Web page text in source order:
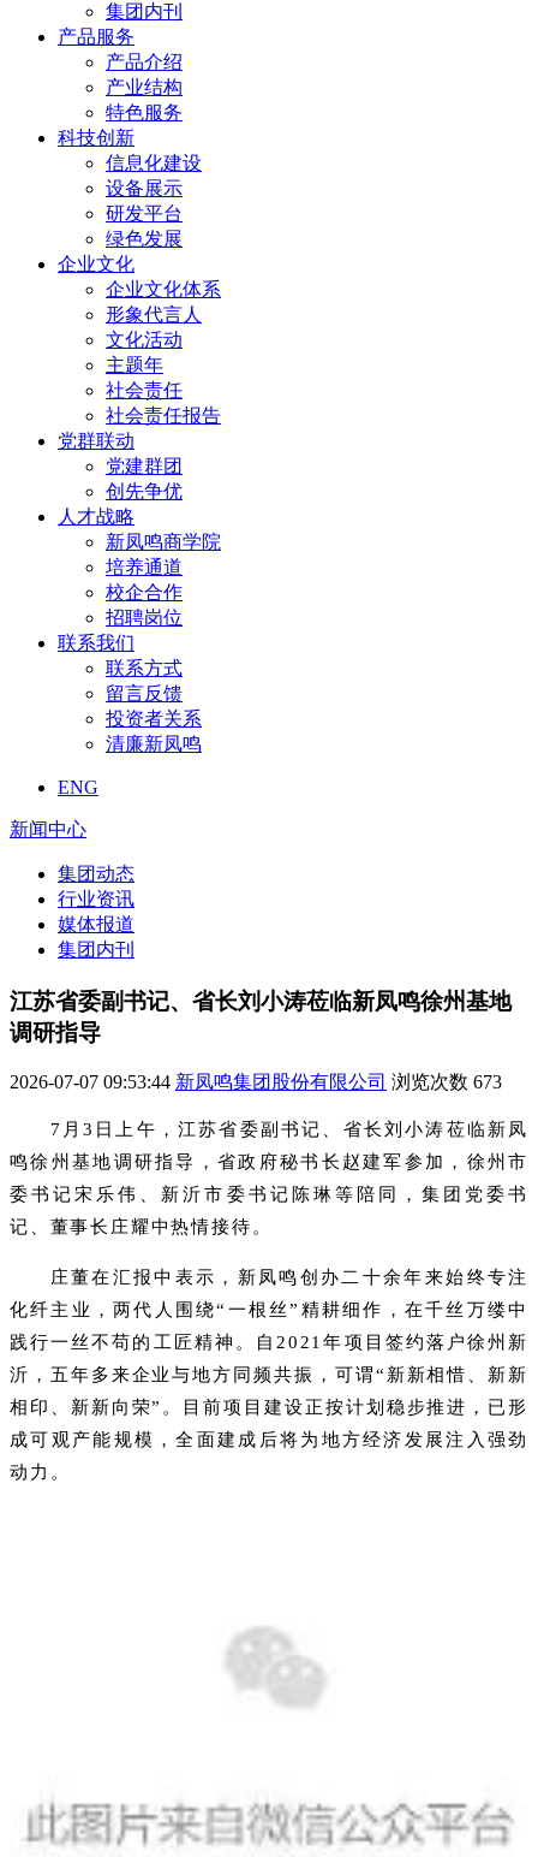
集团内刊
产品服务
产品介绍
产业结构
特色服务
科技创新
信息化建设
设备展示
研发平台
绿色发展
企业文化
企业文化体系
形象代言人
文化活动
主题年
社会责任
社会责任报告
党群联动
党建群团
创先争优
人才战略
新凤鸣商学院
培养通道
校企合作
招聘岗位
联系我们
联系方式
留言反馈
投资者关系
清廉新凤鸣
ENG
新闻中心
集团动态
行业资讯
媒体报道
集团内刊
江苏省委副书记、省长刘小涛莅临新凤鸣徐州基地
调研指导
2026-07-07 09:53:44 新凤鸣集团股份有限公司 浏览次数 673
7月3日上午，江苏省委副书记、省长刘小涛莅临新凤
鸣徐州基地调研指导，省政府秘书长赵建军参加，徐州市
委书记宋乐伟、新沂市委书记陈琳等陪同，集团党委书
记、董事长 庄耀中热情接待。
庄董在汇报中表示，新凤鸣创办二十余年来始终专注
化纤主业，两代人围绕“一根丝”精耕细作，在千丝万缕中
践行一丝不苟的工匠精神。自2021年项目签约落户徐州新
沂，五年多来企业与地方同频共振，可谓“新新相惜、新新
相印、新新向荣”。目前项目建设正按计划稳步推进，已形
成可观产能规模，全面建成后将为地方经济发展注入强劲
动力。